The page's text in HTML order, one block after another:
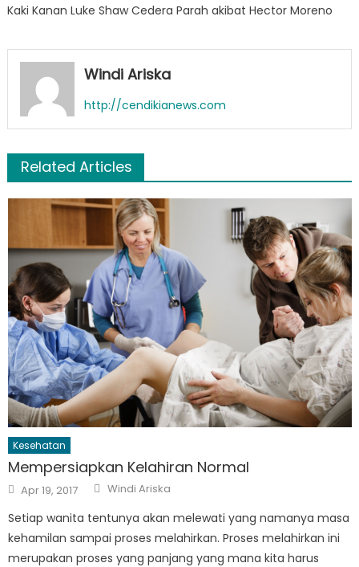
Kaki Kanan Luke Shaw Cedera Parah akibat Hector Moreno
Windi Ariska
http://cendikianews.com
Related Articles
Kesehatan
Mempersiapkan Kelahiran Normal
Posted
on
Apr 19, 2017 Author
Windi Ariska
Setiap wanita tentunya akan melewati yang namanya masa
kehamilan sampai proses melahirkan. Proses melahirkan ini
merupakan proses yang panjang yang mana kita harus